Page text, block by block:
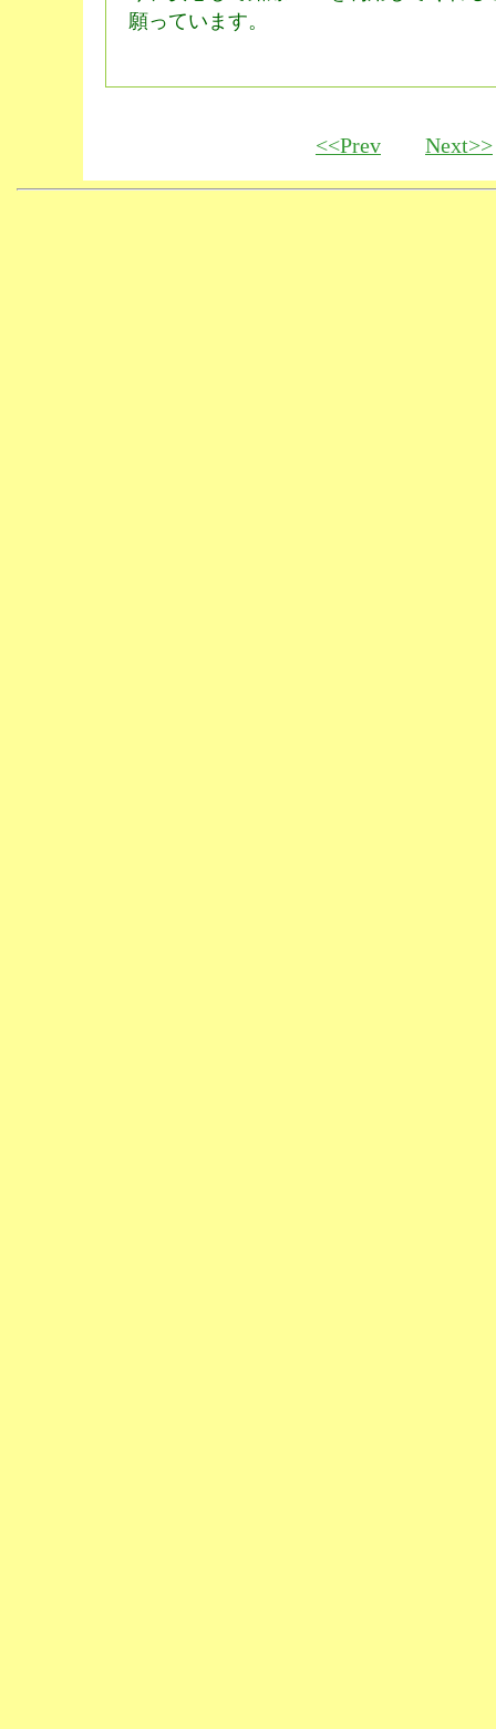
願っています。
<<Prev Next>>